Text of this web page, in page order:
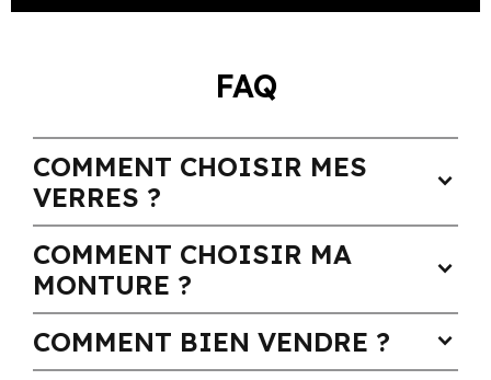
FAQ
COMMENT CHOISIR MES
VERRES ?
expand_more
COMMENT CHOISIR MA
MONTURE ?
expand_more
COMMENT BIEN VENDRE ? expand_more